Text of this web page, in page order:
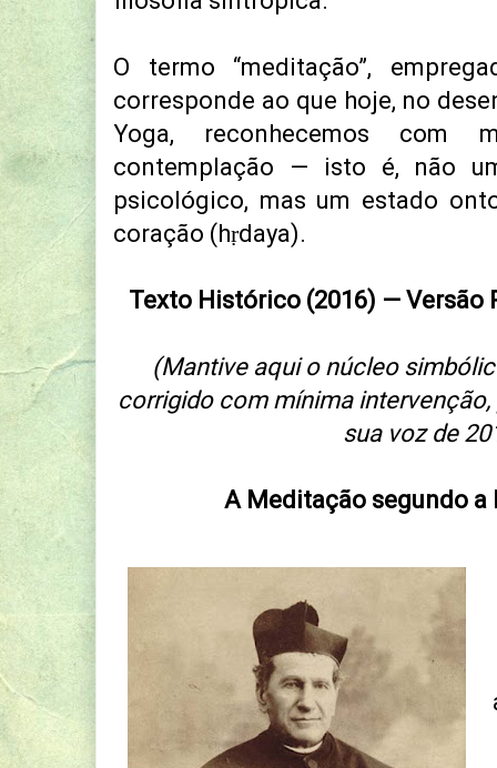
O termo “meditação”,
corresponde ao que hoje, no
Yoga, reconhecemos com
contemplação — isto é, não
psicológico, mas um estado
coração (hṛdaya).
Texto Histórico (2016) — Versão
(Mantive aqui o núcleo
corrigido com mínima
sua voz de
A Meditação segundo a